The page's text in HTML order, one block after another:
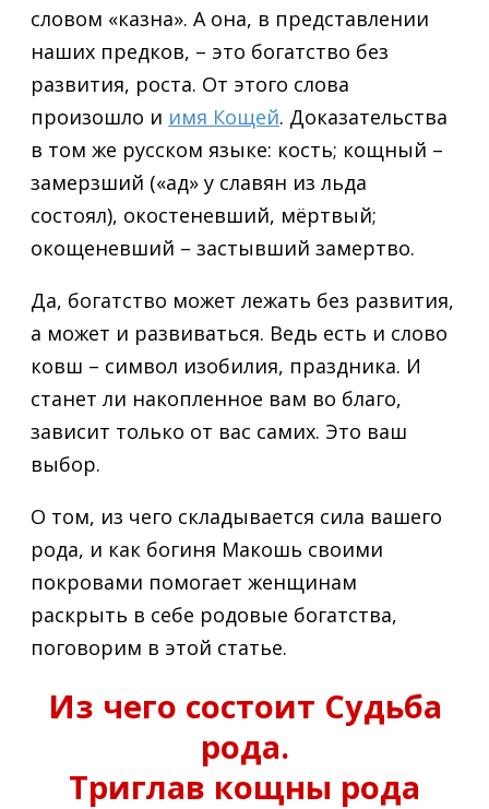
словом «казна». А она, в представлении
наших предков, – это богатство без
развития, роста. От этого слова
произошло и имя Кощей. Доказательства
в том же русском языке: кость; кощный –
замерзший («ад» у славян из льда
состоял), окостеневший, мёртвый;
окощеневший – застывший замертво.
Да, богатство может лежать без развития,
а может и развиваться. Ведь есть и слово
ковш – символ изобилия, праздника. И
станет ли накопленное вам во благо,
зависит только от вас самих. Это ваш
выбор.
О том, из чего складывается сила вашего
рода, и как богиня Макошь своими
покровами помогает женщинам
раскрыть в себе родовые богатства,
поговорим в этой статье.
Из чего состоит Судьба
рода.
Триглав кощны рода